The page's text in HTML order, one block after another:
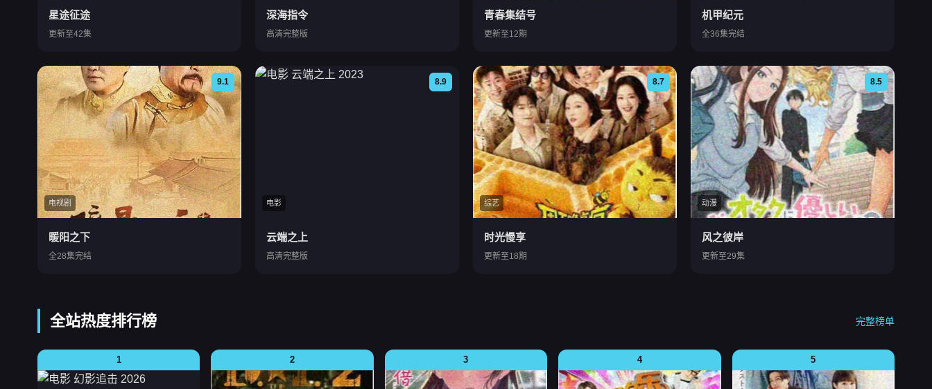
星途征途
更新至42集
深海指令
高清完整版
青春集结号
更新至12期
机甲纪元
全36集完结
9.1
电视剧
暖阳之下
全28集完结
8.9
电影
云端之上
高清完整版
8.7
综艺
时光慢享
更新至18期
8.5
动漫
风之彼岸
更新至29集
全站热度排行榜 完整榜单
1 2 3 4 5